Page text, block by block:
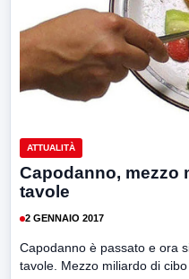
ATTUALITÀ
Capodanno, mezzo
tavole
2 GENNAIO 2017
Capodanno è passato e ora
tavole. Mezzo miliardo di cibo